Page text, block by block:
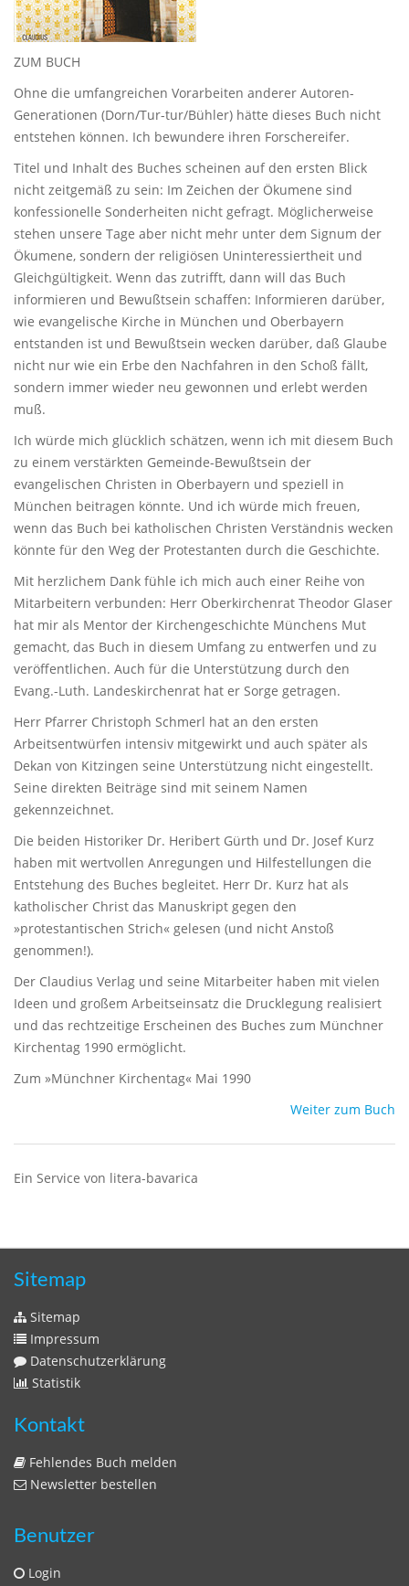
ZUM BUCH
Ohne die umfangreichen Vorarbeiten anderer Autoren-
Generationen (Dorn/Tur-tur/Bühler) hätte dieses Buch nicht
entstehen können. Ich bewundere ihren Forschereifer.
Titel und Inhalt des Buches scheinen auf den ersten Blick
nicht zeitgemäß zu sein: Im Zeichen der Ökumene sind
konfessionelle Sonderheiten nicht gefragt. Möglicherweise
stehen unsere Tage aber nicht mehr unter dem Signum der
Ökumene, sondern der religiösen Uninteressiertheit und
Gleichgültigkeit. Wenn das zutrifft, dann will das Buch
informieren und Bewußtsein schaffen: Informieren darüber,
wie evangelische Kirche in München und Oberbayern
entstanden ist und Bewußtsein wecken darüber, daß Glaube
nicht nur wie ein Erbe den Nachfahren in den Schoß fällt,
sondern immer wieder neu gewonnen und erlebt werden
muß.
Ich würde mich glücklich schätzen, wenn ich mit diesem Buch
zu einem verstärkten Gemeinde-Bewußtsein der
evangelischen Christen in Oberbayern und speziell in
München beitragen könnte. Und ich würde mich freuen,
wenn das Buch bei katholischen Christen Verständnis wecken
könnte für den Weg der Protestanten durch die Geschichte.
Mit herzlichem Dank fühle ich mich auch einer Reihe von
Mitarbeitern verbunden: Herr Oberkirchenrat Theodor Glaser
hat mir als Mentor der Kirchengeschichte Münchens Mut
gemacht, das Buch in diesem Umfang zu entwerfen und zu
veröffentlichen. Auch für die Unterstützung durch den
Evang.-Luth. Landeskirchenrat hat er Sorge getragen.
Herr Pfarrer Christoph Schmerl hat an den ersten
Arbeitsentwürfen intensiv mitgewirkt und auch später als
Dekan von Kitzingen seine Unterstützung nicht eingestellt.
Seine direkten Beiträge sind mit seinem Namen
gekennzeichnet.
Die beiden Historiker Dr. Heribert Gürth und Dr. Josef Kurz
haben mit wertvollen Anregungen und Hilfestellungen die
Entstehung des Buches begleitet. Herr Dr. Kurz hat als
katholischer Christ das Manuskript gegen den
»protestantischen Strich« gelesen (und nicht Anstoß
genommen!).
Der Claudius Verlag und seine Mitarbeiter haben mit vielen
Ideen und großem Arbeitseinsatz die Drucklegung realisiert
und das rechtzeitige Erscheinen des Buches zum Münchner
Kirchentag 1990 ermöglicht.
Zum »Münchner Kirchentag« Mai 1990
Weiter zum Buch
Ein Service von litera-bavarica
Sitemap
Sitemap
Impressum
Datenschutzerklärung
Statistik
Kontakt
Fehlendes Buch melden
Newsletter bestellen
Benutzer
Login